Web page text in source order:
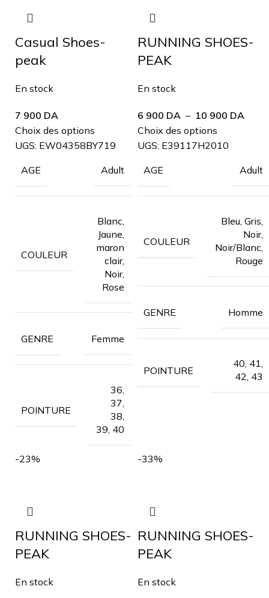
Casual Shoes-
peak
En stock
7 900 DA
Choix des options
UGS: EW04358BY719
AGE Adult
COULEUR
Blanc,
Jaune,
maron
clair,
Noir,
Rose
GENRE Femme
POINTURE
36,
37,
38,
39, 40
RUNNING SHOES-
PEAK
En stock
6 900 DA – 10 900 DA
Choix des options
UGS: E39117H2010
AGE Adult
COULEUR
Bleu, Gris,
Noir,
Noir/Blanc,
Rouge
GENRE Homme
POINTURE
40, 41,
42, 43
-23%
RUNNING SHOES-
PEAK
En stock
-33%
RUNNING SHOES-
PEAK
En stock